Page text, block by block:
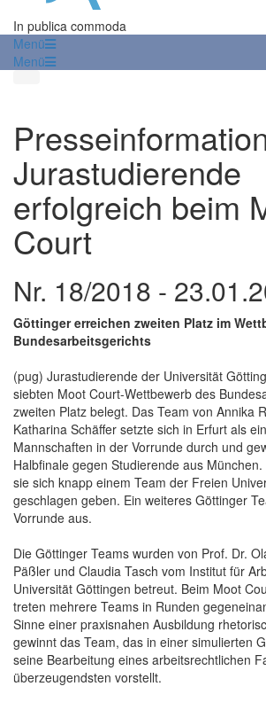
In publica commoda
Menü
Menü
Jurastudierende
erfolgreich beim
Court
Nr. 18/2018 -
Göttinger erreichen zweiten Platz im
Bundesarbeitsgerichts
(pug) Jurastudierende der Universität
siebten Moot Court-Wettbewerb des
zweiten Platz belegt. Das Team von Annika
Katharina Schäffer setzte sich in Erfurt als
Mannschaften in der Vorrunde durch und
Halbfinale gegen Studierende aus
sie sich knapp einem Team der Freien
geschlagen geben. Ein weiteres Göttinger
Vorrunde aus.
Die Göttinger Teams wurden von Prof. Dr.
Päßler und Claudia Tasch vom Institut für
Universität Göttingen betreut. Beim Moot
treten mehrere Teams in Runden
Sinne einer praxisnahen Ausbildung
gewinnt das Team, das in einer simulierten
seine Bearbeitung eines arbeitsrechtlichen
überzeugendsten vorstellt.